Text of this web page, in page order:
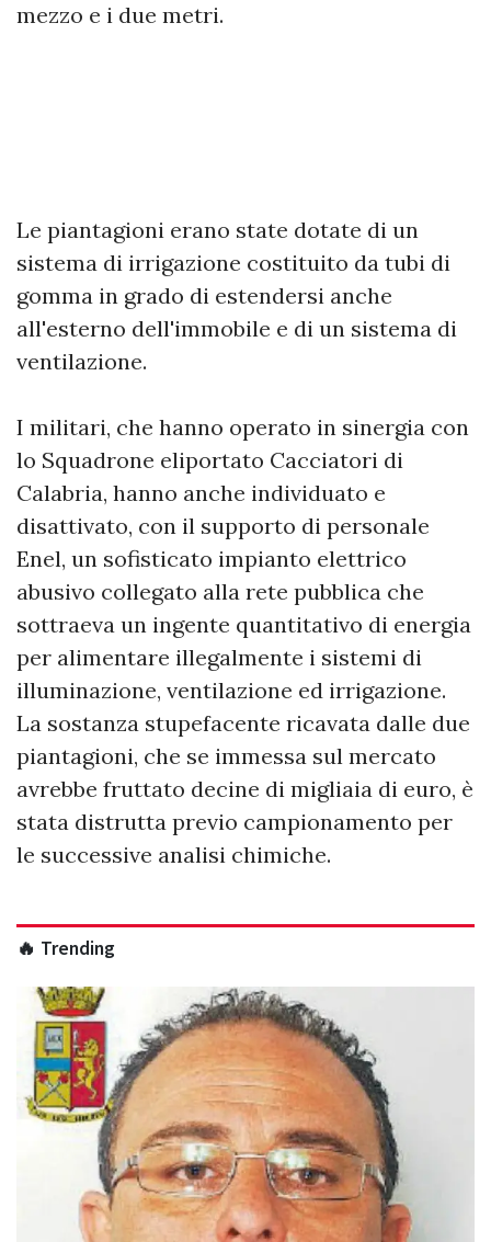
mezzo e i due metri.
Le piantagioni erano state dotate di un
sistema di irrigazione costituito da tubi di
gomma in grado di estendersi anche
all'esterno dell'immobile e di un sistema di
ventilazione.
I militari, che hanno operato in sinergia con
lo Squadrone eliportato Cacciatori di
Calabria, hanno anche individuato e
disattivato, con il supporto di personale
Enel, un sofisticato impianto elettrico
abusivo collegato alla rete pubblica che
sottraeva un ingente quantitativo di energia
per alimentare illegalmente i sistemi di
illuminazione, ventilazione ed irrigazione.
La sostanza stupefacente ricavata dalle due
piantagioni, che se immessa sul mercato
avrebbe fruttato decine di migliaia di euro, è
stata distrutta previo campionamento per
le successive analisi chimiche.
🔥 Trending